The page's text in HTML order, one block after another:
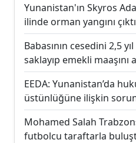
Yunanistan'ın Skyros
ilinde orman yangını çıktı
Babasının cesedini 2,5
saklayıp emekli maaşını
EEDA: Yunanistan’da
üstünlüğüne ilişkin
Mohamed Salah
futbolcu taraftarla